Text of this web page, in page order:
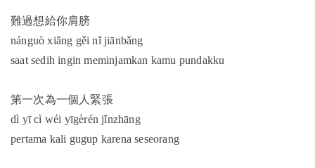
難過想給你肩膀
nánguò xiǎng gěi nǐ jiānbǎng
saat sedih ingin meminjamkan kamu pundakku
第一次為一個人緊張
dì yī cì wéi yīgèrén jǐnzhāng
pertama kali gugup karena seseorang